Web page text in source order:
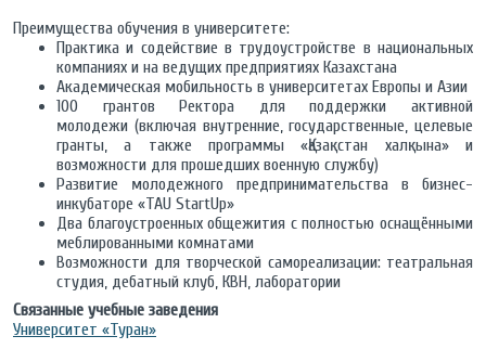
Преимущества обучения в университете:
Практика и содействие в трудоустройстве в национальных
компаниях и на ведущих предприятиях Казахстана
Академическая мобильность в университетах Европы и Азии
100 грантов Ректора для поддержки активной
молодежи (включая внутренние, государственные, целевые
гранты, а также программы «Қазақстан халқына» и
возможности для прошедших военную службу)
Развитие молодежного предпринимательства в бизнес-
инкубаторе «TAU StartUp»
Два благоустроенных общежития с полностью оснащёнными
меблированными комнатами
Возможности для творческой самореализации: театральная
студия, дебатный клуб, КВН, лаборатории
Связанные учебные заведения
Университет «Туран»